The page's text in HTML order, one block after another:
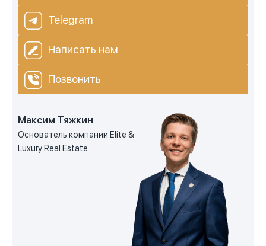
Telegram
Написать нам
Позвонить
Максим Тяжкин
Основатель компании Elite &
Luxury Real Estate